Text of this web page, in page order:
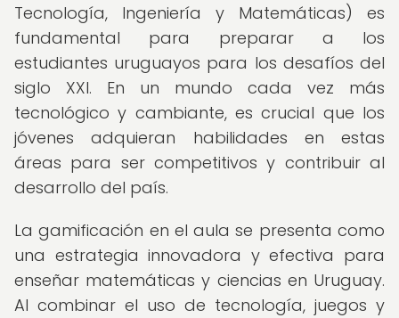
Tecnología, Ingeniería y Matemáticas) es
fundamental para preparar a los
estudiantes uruguayos para los desafíos del
siglo XXI. En un mundo cada vez más
tecnológico y cambiante, es crucial que los
jóvenes adquieran habilidades en estas
áreas para ser competitivos y contribuir al
desarrollo del país.
La gamificación en el aula se presenta como
una estrategia innovadora y efectiva para
enseñar matemáticas y ciencias en Uruguay.
Al combinar el uso de tecnología, juegos y